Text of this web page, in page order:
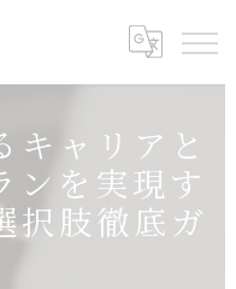
キャリアと
ンを実現す
択肢徹底ガ